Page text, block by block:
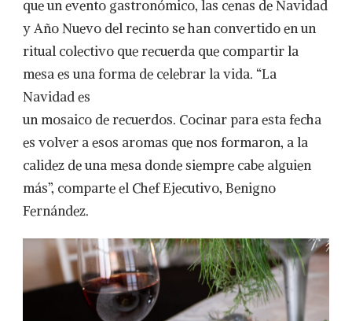
que un evento gastronómico, las cenas de Navidad
y Año Nuevo del recinto se han convertido en un
ritual colectivo que recuerda que compartir la
mesa es una forma de celebrar la vida. “La
Navidad es
un mosaico de recuerdos. Cocinar para esta fecha
es volver a esos aromas que nos formaron, a la
calidez de una mesa donde siempre cabe alguien
más”, comparte el Chef Ejecutivo, Benigno
Fernández.